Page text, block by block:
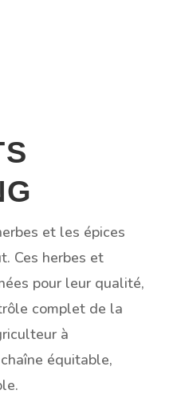
et les épices
Ces herbes et
pour leur qualité,
complet de la
à
équitable,